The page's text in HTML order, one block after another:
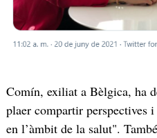
Comín, exiliat a Bèlgica, ha
plaer compartir perspectives
en l’àmbit de la salut".